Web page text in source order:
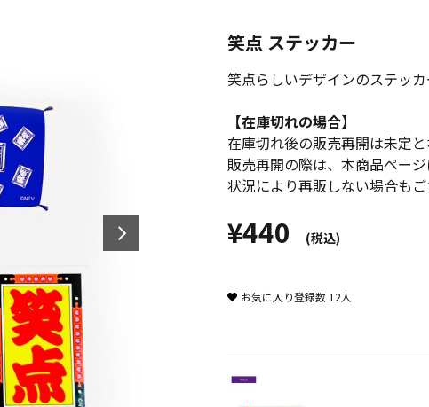
笑点 ステッカー
笑点らしいデザインのステッカ
【在庫切れの場合】
在庫切れ後の販売再開は未定と
販売再開の際は、本商品ペー
状況により再販しない場合も
¥440 (税込)
お気に入り登録数 12人